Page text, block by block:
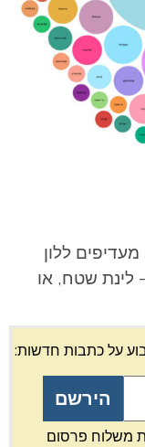
מעדיפים ללון
לינת שטח, או
על כתבות חדשות:
משלוח פרסום